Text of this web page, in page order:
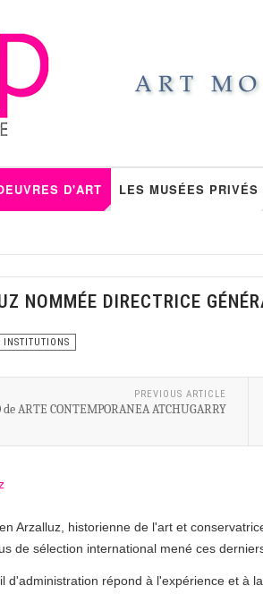
D'ART LES MUSÉES PRIVÉS
NOMMÉE DIRECTRICE
PREVIOUS ARTICLE
ARTE CONTEMPORANEA ATCHUGARRY
Arzalluz, historienne de l'art et
de sélection international mené ces
d'administration répond à l'expérience et à